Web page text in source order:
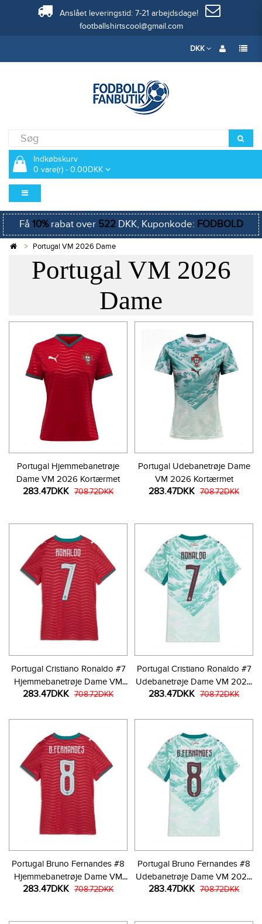
Anslået leveringstid: 7-21 arbejdsdage!
footballshirtscool@gmail.com
DKK
Indkøbskurv
0 vare(r) - 0.00DKK
Få 10%rabat over 522DKK, Kuponkode: FODBOLD
Portugal VM 2026 Dame
Portugal VM 2026
Dame
Portugal Hjemmebanetrøje
Dame VM 2026 Kortærmet
283.47DKK 708.72DKK
Portugal Udebanetrøje Dame
VM 2026 Kortærmet
283.47DKK 708.72DKK
Portugal Cristiano Ronaldo #7
Hjemmebanetrøje Dame VM
2026 Kortærmet
283.47DKK 708.72DKK
Portugal Cristiano Ronaldo #7
Udebanetrøje Dame VM 2026
Kortærmet
283.47DKK 708.72DKK
Portugal Bruno Fernandes #8
Hjemmebanetrøje Dame VM
2026 Kortærmet
283.47DKK 708.72DKK
Portugal Bruno Fernandes #8
Udebanetrøje Dame VM 2026
Kortærmet
283.47DKK 708.72DKK